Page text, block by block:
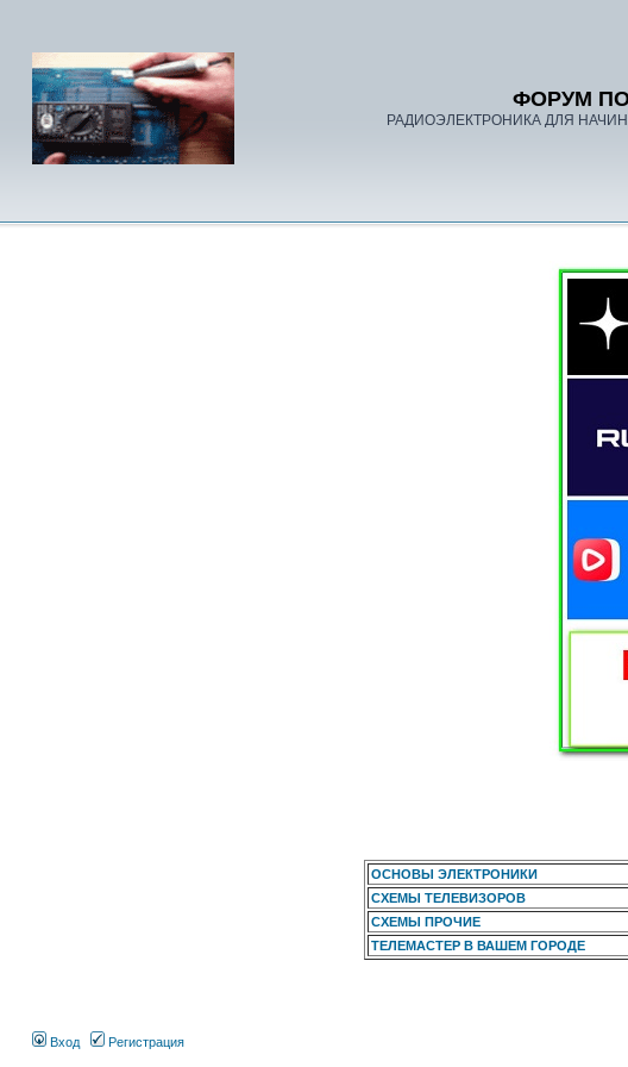
ФОРУМ
РАДИОЭЛЕКТРОНИКА ДЛЯ
ОСНОВЫ ЭЛЕКТРОНИКИ
СХЕМЫ ТЕЛЕВИЗОРОВ
СХЕМЫ ПРОЧИЕ
ТЕЛЕМАСТЕР В ВАШЕМ ГОРОДЕ
Вход Регистрация